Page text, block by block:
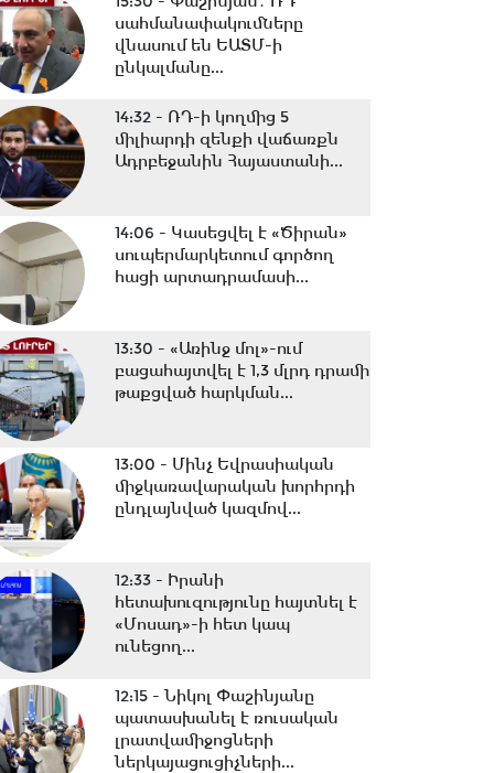
սահմանափակումները
վնասում են ԵԱՏՄ-ի
ընկալմանը...
14:32 - ՌԴ-ի կողմից 5
միլիարդի զենքի վաճառքն
Ադրբեջանին Հայաստանի...
14:06 - Կասեցվել է «Ծիրան»
սուպերմարկետում գործող
հացի արտադրամասի...
13:30 - «Առինջ մոլ»-ում
բացահայտվել է 1,3 մլրդ դրամի
թաքցված հարկման...
13:00 - Մինչ Եվրասիական
միջկառավարական խորհրդի
ընդլայնված կազմով...
12:33 - Իրանի
հետախուզությունը հայտնել է
«Մոսադ»-ի հետ կապ
ունեցող...
12:15 -Նիկոլ Փաշինյանը
պատասխանել է ռուսական
լրատվամիջոցների
ներկայացուցիչների...